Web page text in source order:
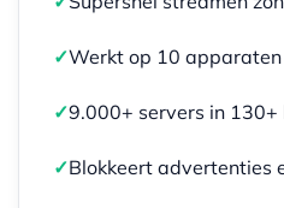
✓Werkt op 10
✓9.000+ servers in 130+
✓Blokkeert advertenties